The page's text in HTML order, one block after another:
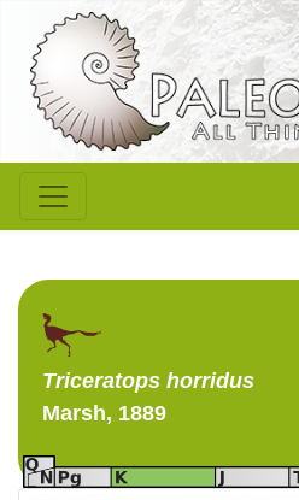
Triceratops horridus
Marsh, 1889